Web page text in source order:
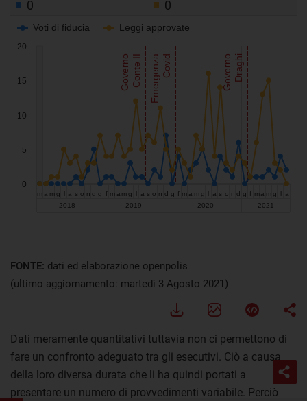
FONTE: dati ed elaborazione openpolis
(ultimo aggiornamento: martedì 3 Agosto 2021)
Dati meramente quantitativi tuttavia non ci permettono di
fare un confronto adeguato tra gli esecutivi. Ciò a causa
della loro diversa durata che li ha quindi portati a
presentare un numero di provvedimenti variabile. Perciò